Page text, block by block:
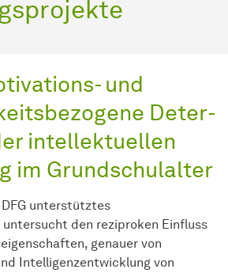
und
De­ter­
intellektuellen
im Grund­schul­al­ter
DFG unterstütztes
den reziproken Einfluss
genauer von
Intelligenzentwicklung von